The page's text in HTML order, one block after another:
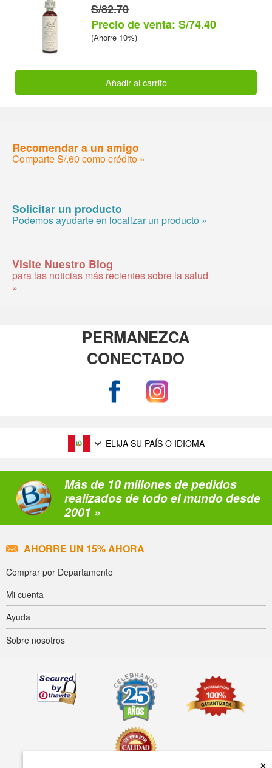
×
S/82.70
Precio de venta: S/74.40
(Ahorre 10%)
Añadir al carrito
Recomendar a un amigo
Comparte S/.60 como crédito »
Solicitar un producto
Podemos ayudarte en localizar un producto »
Visite Nuestro Blog
para las noticias más recientes sobre la salud
»
PERMANEZCA
CONECTADO
ELIJA SU PAÍS O IDIOMA
Más de 10 millones de pedidos
realizados de todo el mundo desde
2001 »
AHORRE UN 15% AHORA
Comprar por Departamento
Mi cuenta
Ayuda
Sobre nosotros